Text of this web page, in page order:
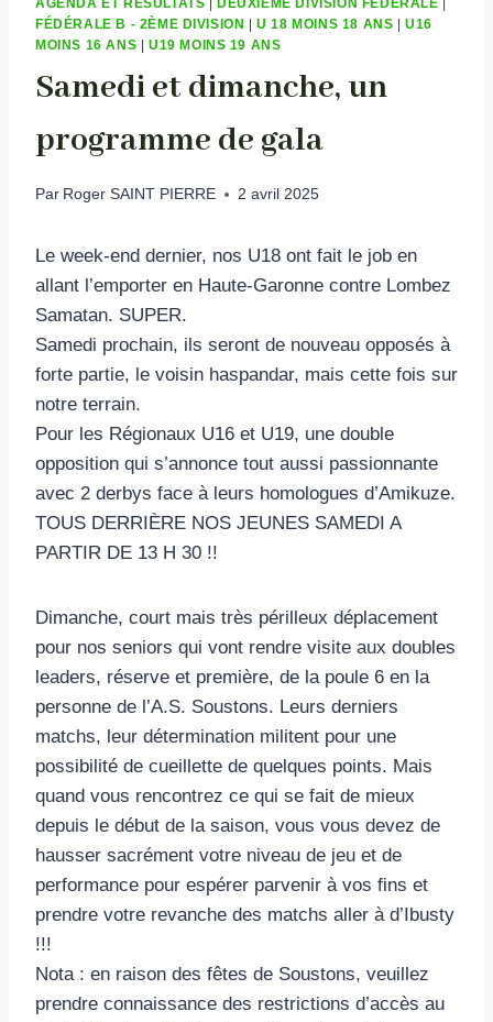
FÉDÉRALE B - 2ÈME DIVISION |U 18 MOINS 18 ANS |U16
MOINS 16 ANS | U19 MOINS 19 ANS
Samedi et dimanche, un
programme de gala
Par Roger SAINT PIERRE 2 avril 2025
Le week-end dernier, nos U18 ont fait le job en
allant l’emporter en Haute-Garonne contre Lombez
Samatan. SUPER.
Samedi prochain, ils seront de nouveau opposés à
forte partie, le voisin haspandar, mais cette fois sur
notre terrain.
Pour les Régionaux U16 et U19, une double
opposition qui s’annonce tout aussi passionnante
avec 2 derbys face à leurs homologues d’Amikuze.
TOUS DERRIÈRE NOS JEUNES SAMEDI A
PARTIR DE 13 H 30 !!
Dimanche, court mais très périlleux déplacement
pour nos seniors qui vont rendre visite aux doubles
leaders, réserve et première, de la poule 6 en la
personne de l’A.S. Soustons. Leurs derniers
matchs, leur détermination militent pour une
possibilité de cueillette de quelques points. Mais
quand vous rencontrez ce qui se fait de mieux
depuis le début de la saison, vous vous devez de
hausser sacrément votre niveau de jeu et de
performance pour espérer parvenir à vos fins et
prendre votre revanche des matchs aller à d’Ibusty
!!!
Nota : en raison des fêtes de Soustons, veuillez
prendre connaissance des restrictions d’accès au